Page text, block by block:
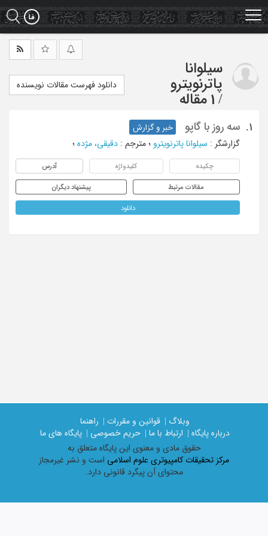
Skip
to
main
سیلوانا
پاترنویترو
/ 1 مقاله
دانلود فهرست مقالات نویسنده
1. سه روز با گاپو
خبر و گزارش
گزارشگر : سیلوانا پاترنویترو ؛ مترجم : دقیقی، مژده ؛
چکیده کلیدواژه آدرس
مقالات مرتبط پیشنهاد دیگران
دانلود
وبلاگ | قوانین و مقررات |
راهنما
درباره پایگاه |
ارتباط با ما | حریم خصوصی |
پایگاه های ما
حقوق مادی و معنوی اين پايگاه متعلق به
مرکز تحقیقات کامپیوتری علوم اسلامی است و نشر غیرمجاز
محتوای آن پیگرد قانونی دارد.